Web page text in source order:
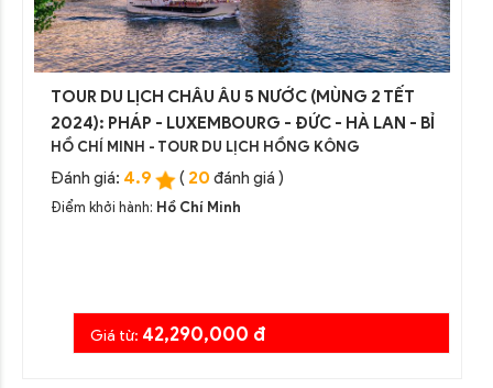
TOUR DU LỊCH CHÂU ÂU 5 NƯỚC (MÙNG 2 TẾT
2024): PHÁP - LUXEMBOURG - ĐỨC - HÀ LAN - BỈ
HỒ CHÍ MINH - TOUR DU LỊCH HỒNG KÔNG
Đánh giá: 4.9 ( 20 đánh giá )
Điểm khởi hành: Hồ Chí Minh
Giá từ: 42,290,000 đ